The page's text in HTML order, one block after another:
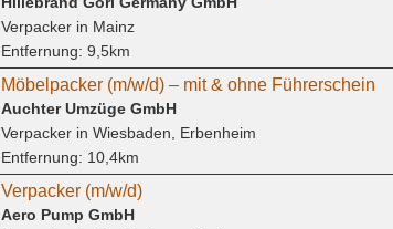
Verpackerin Mainz
Entfernung: 9,5km
Möbelpacker (m/w/d) – mit & ohne Führerschein
Auchter Umzüge GmbH
Verpackerin Wiesbaden, Erbenheim
Entfernung: 10,4km
Verpacker (m/w/d)
Aero Pump GmbH